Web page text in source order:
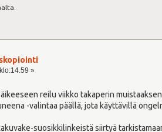
»
reilu viikko takaperin
-valintaa päällä, jota käyttävillä
suosikkilinkeistä siirtyä